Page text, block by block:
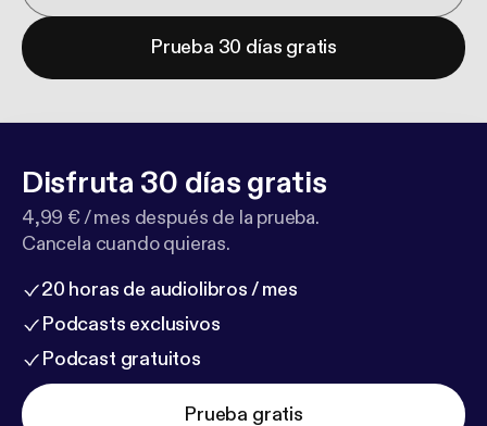
Prueba 30 días gratis
Disfruta 30 días gratis
4,99 € / mes después de la prueba.
Cancela cuando quieras.
20 horas de audiolibros / mes
Podcasts exclusivos
Podcast gratuitos
Prueba gratis